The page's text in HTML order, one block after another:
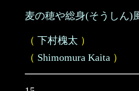
麦の穂や総身(そうしん)
（ 下村槐太 ）
（ Shimomura Kaita ）